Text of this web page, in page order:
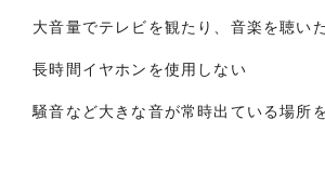
大音量でテレビを観たり、音楽を聴い
長時間イヤホンを使用しない
騒音など大きな音が常時出ている場所